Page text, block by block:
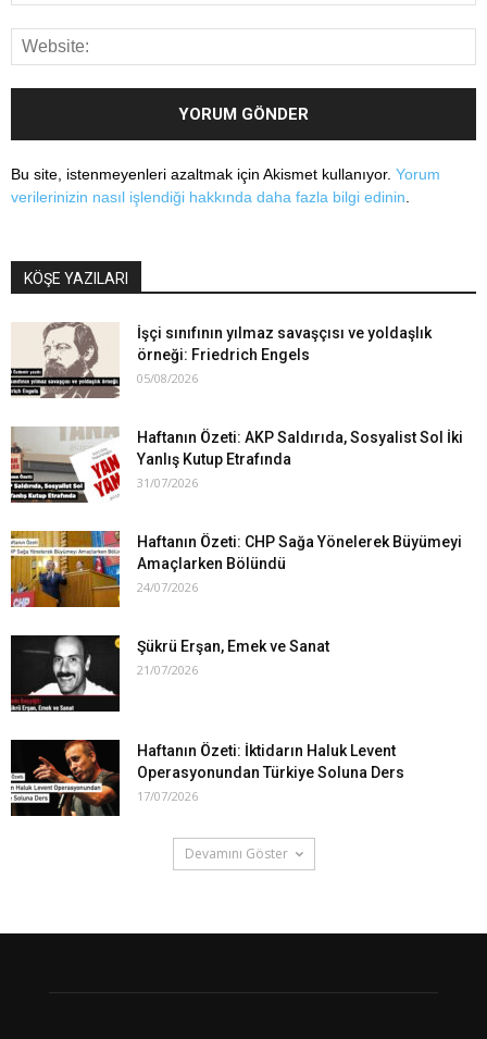
Bu site, istenmeyenleri azaltmak için Akismet kullanıyor. Yorum
verilerinizin nasıl işlendiği hakkında daha fazla bilgi edinin
KÖŞE YAZILARI
İşçi sınıfının yılmaz savaşçısı ve yoldaşlık
örneği: Friedrich Engels
05/08/2026
Haftanın Özeti: AKP Saldırıda, Sosyalist Sol İki
Yanlış Kutup Etrafında
31/07/2026
Haftanın Özeti: CHP Sağa Yönelerek Büyümeyi
Amaçlarken Bölündü
24/07/2026
Şükrü Erşan, Emek ve Sanat
21/07/2026
Haftanın Özeti: İktidarın Haluk Levent
Operasyonundan Türkiye Soluna Ders
17/07/2026
Devamını Göster